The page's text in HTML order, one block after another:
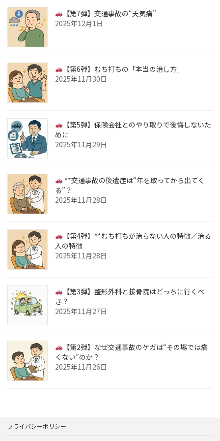
【第7弾】交通事故の“天気痛”
2025年12月1日
【第6弾】むち打ちの「本当の治し方」
2025年11月30日
【第5弾】保険会社とのやり取りで後悔しないた
めに
2025年11月29日
**交通事故の後遺症は“年を取ってから出てく
る”？
2025年11月28日
【第4弾】**むち打ちが治らない人の特徴／治る
人の特徴
2025年11月28日
【第3弾】整形外科と接骨院はどっちに行くべ
き？
2025年11月27日
【第2弾】なぜ交通事故のケガは“その場では痛
くない”のか？
2025年11月26日
プライバシーポリシー